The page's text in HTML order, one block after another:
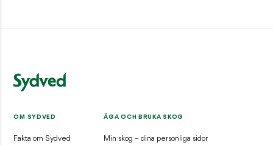
OM SYDVED
Fakta om Sydved
ÄGA OCH BRUKA SKOG
Min skog – dina personliga sidor